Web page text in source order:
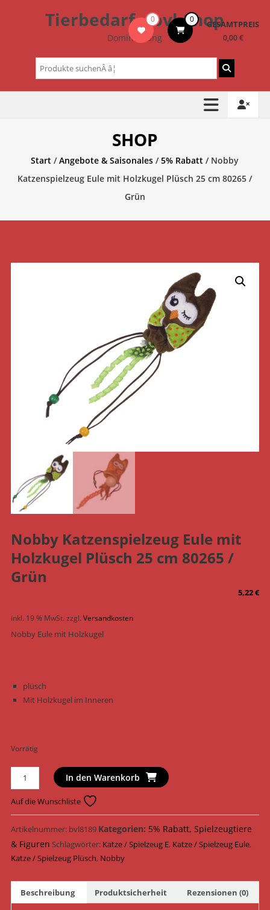
Tierbedarf – bvl-Shop
Dominik Lang
0 0 GESAMTPREIS
0,00 €
Suchen
nach:
SHOP
Start /Angebote & Saisonales /5% Rabatt / Nobby
Katzenspielzeug Eule mit Holzkugel Plüsch 25 cm 80265 /
Grün
Nobby Katzenspielzeug Eule mit
Holzkugel Plüsch 25 cm 80265 /
Grün
5,22€
inkl. 19 % MwSt.zzgl.Versandkosten
Nobby Eule mit Holzkugel
plüsch
Mit Holzkugel im Inneren
Vorrätig
Nobby
Katzenspielzeug
Eule
mit
Holzkugel
Plüsch
25
80265
In den Warenkorb
Auf die Wunschliste
Artikelnummer: bvl8189 Kategorien: 5% Rabatt, Spielzeugtiere
& Figuren Schlagwörter: Katze / Spielzeug E, Katze / Spielzeug Eule,
Katze / Spielzeug Plüsch, Nobby
Beschreibung Produktsicherheit Rezensionen (0)